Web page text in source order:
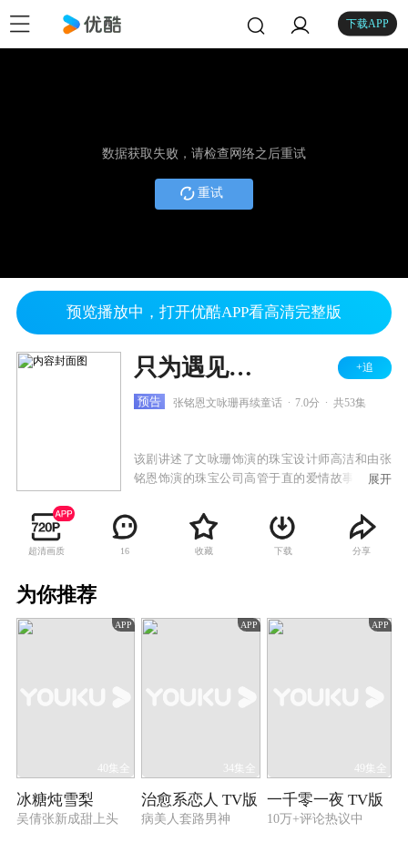
下载APP
数据获取失败，请检查网络之后重试
重试
预览播放中，打开优酷APP看高清完整版
只为遇见你 DVD版 +追
预告 张铭恩文咏珊再续童话 7.0分 共53集
该剧讲述了文咏珊饰演的珠宝设计师高洁和由张
铭恩饰演的珠宝公司高管于直的爱情故事。两人
持信念，共同将传承传统国粹与时尚前沿创新相
结合，守护理想，最终收获爱情的故事。
展开
超清画质 16 收藏 下载 分享
为你推荐
APP
40集全
冰糖炖雪梨
吴倩张新成甜上头
APP
34集全
治愈系恋人 TV版
病美人套路男神
APP
49集全
一千零一夜 TV版
10万+评论热议中